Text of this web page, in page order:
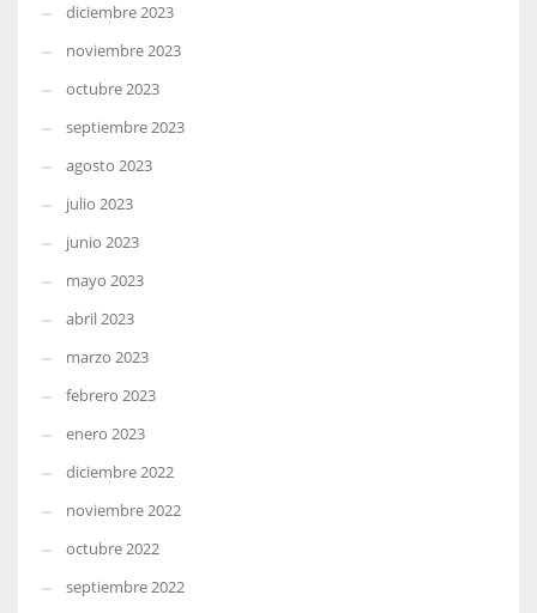
diciembre 2023
noviembre 2023
octubre 2023
septiembre 2023
agosto 2023
julio 2023
junio 2023
mayo 2023
abril 2023
marzo 2023
febrero 2023
enero 2023
diciembre 2022
noviembre 2022
octubre 2022
septiembre 2022